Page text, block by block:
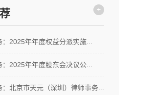
+
2025年年度权益分派实施...
2025年年度股东会决议公...
北京市天元（深圳）律师事务...